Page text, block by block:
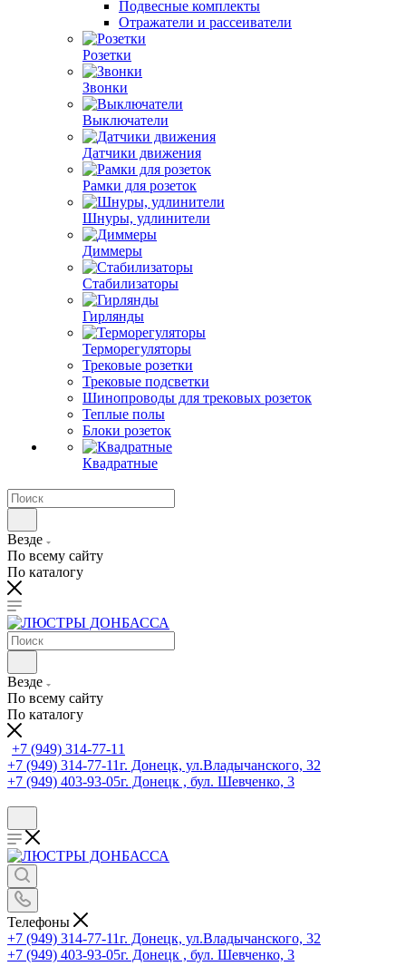
Подвесные комплекты
Отражатели и рассеиватели
Розетки
Звонки
Выключатели
Датчики движения
Рамки для розеток
Шнуры, удлинители
Диммеры
Стабилизаторы
Гирлянды
Терморегуляторы
Трековые розетки
Трековые подсветки
Шинопроводы для трековых розеток
Теплые полы
Блоки розеток
Квадратные
Везде
По всему сайту
По каталогу
Везде
По всему сайту
По каталогу
+7 (949) 314-77-11
+7 (949) 314-77-11г. Донецк, ул.Владычанского, 32
+7 (949) 403-93-05г. Донецк , бул. Шевченко, 3
Телефоны
+7 (949) 314-77-11г. Донецк, ул.Владычанского, 32
+7 (949) 403-93-05г. Донецк , бул. Шевченко, 3